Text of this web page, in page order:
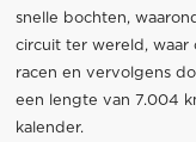
snelle bochten,
circuit ter wereld, waar
racen en vervolgens
een lengte van 7.004
kalender.